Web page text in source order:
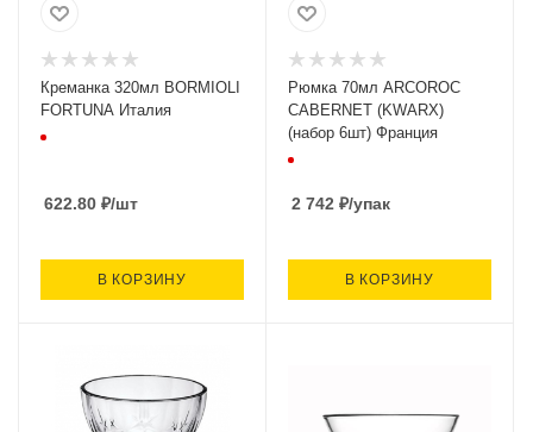
Креманка 320мл BORMIOLI
FORTUNA Италия
622.80 ₽/шт
В КОРЗИНУ
Рюмка 70мл ARCOROC
CABERNET (KWARX)
(набор 6шт) Франция
2 742 ₽/упак
В КОРЗИНУ